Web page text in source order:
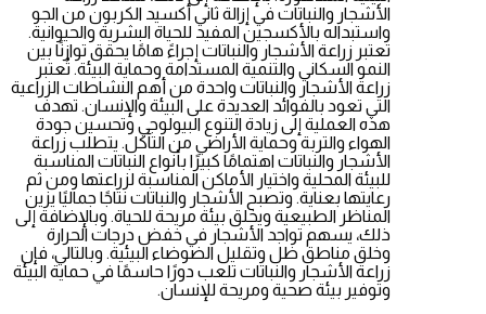
الأشجار والنباتات في إزالة ثاني أكسيد الكربون من الجو
واستبداله بالأكسجين المفيد للحياة البشرية والحيوانية.
تعتبر زراعة الأشجار والنباتات إجراءً هامًا يحقق توازنًا بين
النمو السكاني والتنمية المستدامة وحماية البيئة. تُعتبر
زراعة الأشجار والنباتات واحدة من أهم النشاطات الزراعية
التي تعود بالفوائد العديدة على البيئة والإنسان. تهدف
هذه العملية إلى زيادة التنوع البيولوجي وتحسين جودة
الهواء والتربة وحماية الأراضي من التآكل. يتطلب زراعة
الأشجار والنباتات اهتمامًا كبيرًا بأنواع النباتات المناسبة
للبيئة المحلية واختيار الأماكن المناسبة لزراعتها ومن ثم
رعايتها بعناية. وتصبح الأشجار والنباتات نتاجًا جماليًا يزين
المناظر الطبيعية ويخلق بيئة مريحة للحياة. وبالإضافة إلى
ذلك، يسهم تواجد الأشجار في خفض درجات الحرارة
وخلق مناطق ظل وتقليل الضوضاء البيئية. وبالتالي، فإن
زراعة الأشجار والنباتات تلعب دورًا حاسمًا في حماية البيئة
وتوفير بيئة صحية ومريحة للإنسان.